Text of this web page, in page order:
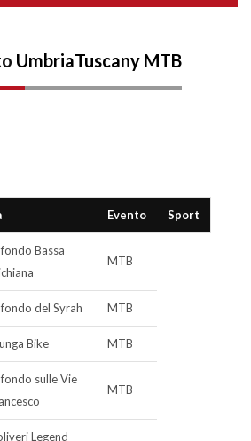
UmbriaTuscany MTB
Evento Sport
Bassa
MTB
del Syrah MTB
Bike MTB
sulle Vie
MTB
Legend